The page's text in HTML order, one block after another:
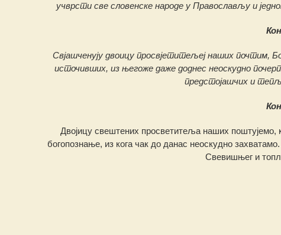
учврсти све словенске народе у Православљу и
Свјашченују двоицу просвјетитељеј наших почтим,
источивших, из његоже даже доднес неоскудно
предстојашчих и
Двојицу свештених просветитеља наших поштујемо,
богопознање, из кога чак до данас неоскудно
Свевишњег и